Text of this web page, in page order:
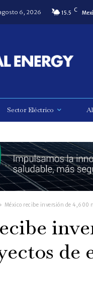
6, 2026 15.5 C
Sector Eléctrico
México recibe inversión de 4,600